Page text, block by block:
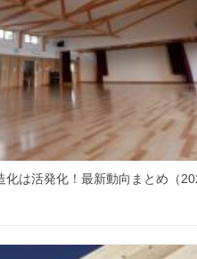
化は活発化！最新動向まとめ（